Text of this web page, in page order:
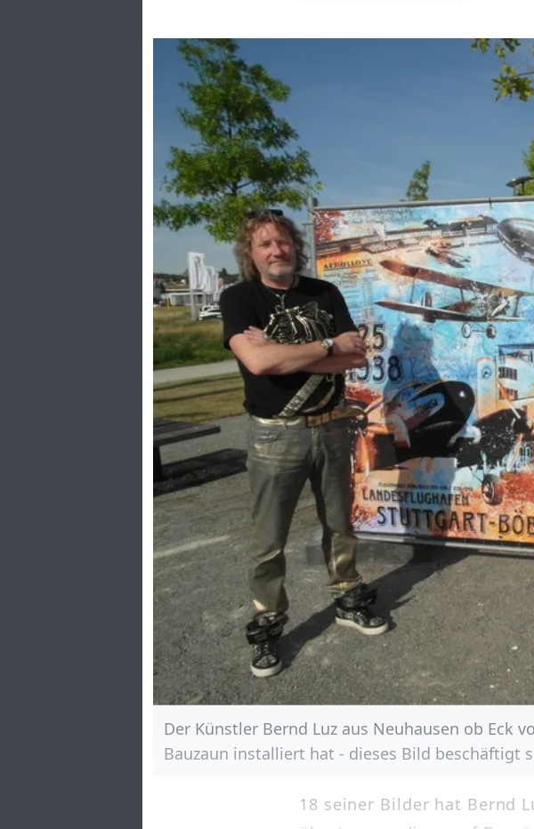
Der Künstler Bernd Luz aus Neuhausen ob Eck
Bauzaun installiert hat - dieses Bild beschäftigt
18 seiner Bilder hat Bernd